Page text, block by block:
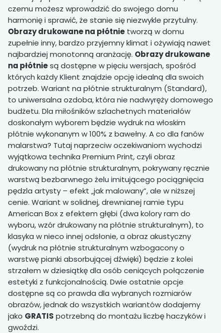
czemu możesz wprowadzić do swojego domu
harmonię i sprawić, że stanie się niezwykle przytulny.
Obrazy drukowane na płótnie tworzą w domu
zupełnie inny, bardzo przyjemny klimat i ożywiają nawet
najbardziej monotonną aranżację. Obrazy drukowane
na płótniesą dostępne w pięciu wersjach, spośród
których każdy Klient znajdzie opcję idealną dla swoich
potrzeb. Wariant na płótnie strukturalnym (Standard),
to uniwersalna ozdoba, która nie nadwyręży domowego
budżetu. Dla miłośników szlachetnych materiałów
doskonałym wyborem będzie wydruk na włoskim
płótnie wykonanym w 100% z bawełny. A co dla fanów
malarstwa? Tutaj naprzeciw oczekiwaniom wychodzi
wyjątkowa technika Premium Print, czyli obraz
drukowany na płótnie strukturalnym, pokrywany ręcznie
warstwą bezbarwnego żelu imitującego pociągnięcia
pędzla artysty – efekt „jak malowany”, ale w niższej
cenie. Wariant w solidnej, drewnianej ramie typu
American Box z efektem głębi (dwa kolory ram do
wyboru, wzór drukowany na płótnie strukturalnym), to
klasyka w nieco innej odsłonie, a obraz akustyczny
(wydruk na płótnie strukturalnym wzbogacony o
warstwę pianki absorbującej dźwięki) będzie z kolei
strzałem w dziesiątkę dla osób ceniących połączenie
estetyki z funkcjonalnością. Dwie ostatnie opcje
dostępne są co prawda dla wybranych rozmiarów
obrazów, jednak do wszystkich wariantów dodajemy
jako GRATIS potrzebną do montażu liczbę haczyków i
gwoździ.